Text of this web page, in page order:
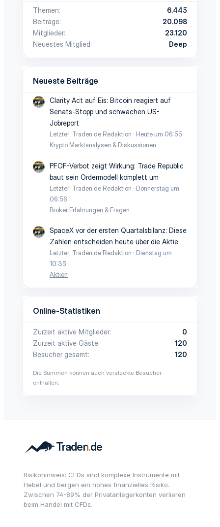
Themen
6.445
Beiträge
20.098
Mitglieder
23.120
Neuestes Mitglied
Deep
Neueste Beiträge
Clarity Act auf Eis: Bitcoin reagiert auf
Senats-Stopp und schwachen US-
Jobreport
Letzter: Traden.de Redaktion
Heute um 06:55
Krypto Marktanalysen & Diskussionen
PFOF-Verbot zeigt Wirkung: Trade Republic
baut sein Ordermodell komplett um
Letzter: Traden.de Redaktion
Donnerstag um
06:56
Broker Erfahrungen & Fragen
SpaceX vor der ersten Quartalsbilanz: Diese
Zahlen entscheiden heute über die Aktie
Letzter: Traden.de Redaktion
Dienstag um
10:35
Aktien
Online-Statistiken
Zurzeit aktive Mitglieder
0
Zurzeit aktive Gäste
120
Besucher gesamt
120
Die Summen können auch versteckte Besucher
enthalten.
Risikohinweis: CFDs sind komplexe Instrumente mit
Hebel und bergen ein hohes finanzielles Risiko.
Zwischen 74-89% der Privatanlegerkonten verlieren
beim Handel mit CFDs.